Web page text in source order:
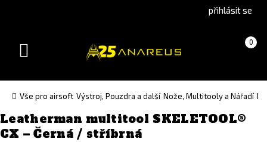
version(Slovak)
přihlásit se
Košík 0
(prázdný)
Toggle
Vše pro airsoft Výstroj, Pouzdra a další Nože, Multitooly a Nářadí
Leatherman multitool SKELETOOL®
CX – Černá / stříbrná